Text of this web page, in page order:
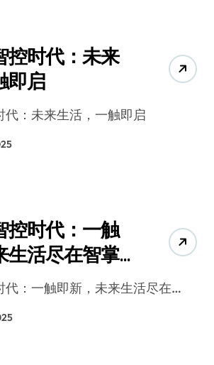
控时代：未来
即启
代：未来生活，一触即启
控时代：一触
生活尽在智掌
代：一触即新，未来生活尽在…